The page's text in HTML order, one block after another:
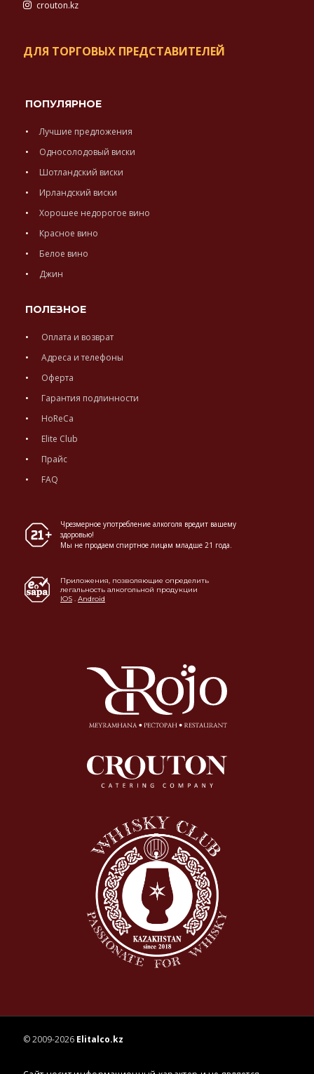
crouton.kz
ДЛЯ ТОРГОВЫХ ПРЕДСТАВИТЕЛЕЙ
ПОПУЛЯРНОЕ
Лучшие предложения
Односолодовый виски
Шотландский виски
Ирландский виски
Хорошее недорогое вино
Красное вино
Белое вино
Джин
ПОЛЕЗНОЕ
Оплата и возврат
Адреса и телефоны
Оферта
Гарантия подлинности
HoReCa
Elite Club
Прайс
FAQ
Чрезмерное употребление алкоголя вредит вашему
здоровью!
Мы не продаем спиртное лицам младше 21 года.
Приложения, позволяющие определить
легальность алкогольной продукции
IOS . Android
© 2009-2026 Elitalco.kz